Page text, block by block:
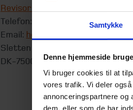
Samtykke
Denne hjemmeside
Vi bruger cookies til at
vores trafik. Vi deler
annonceringspartnere og
dem, eller som de har
Revisor Holstebro
Telefon:
+45 97 41 22 11
Email: holstebro@beierholm.dk
Sletten 45
DK-7500
Holstebro